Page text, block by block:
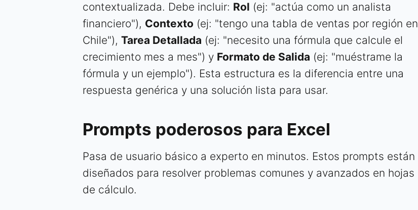
contextualizada. Debe incluir: Rol (ej: "actúa como un analista
financiero"), Contexto (ej: "tengo una tabla de ventas por región en
Chile"), Tarea Detallada (ej: "necesito una fórmula que calcule el
crecimiento mes a mes") y Formato de Salida (ej: "muéstrame la
fórmula y un ejemplo"). Esta estructura es la diferencia entre una
respuesta genérica y una solución lista para usar.
Prompts poderosos para Excel
Pasa de usuario básico a experto en minutos. Estos prompts están
diseñados para resolver problemas comunes y avanzados en hojas
de cálculo.